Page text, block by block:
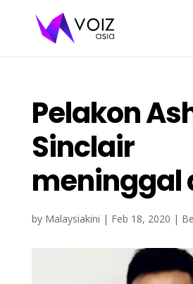
Pelakon
Sinclair
meninggal
by Malaysiakini | Feb 18, 2020 |